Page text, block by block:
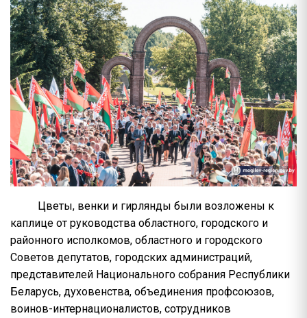
Цветы, венки и гирлянды были возложены к
каплице от руководства областного, городского и
районного исполкомов, областного и городского
Советов депутатов, городских администраций,
представителей Национального собрания Республики
Беларусь, духовенства, объединения профсоюзов,
воинов-интернационалистов, сотрудников